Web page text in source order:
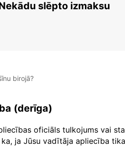
slēpto izmaksu
birojā?
(derīga)
oficiāls tulkojums vai
ja Jūsu vadītāja apliecība